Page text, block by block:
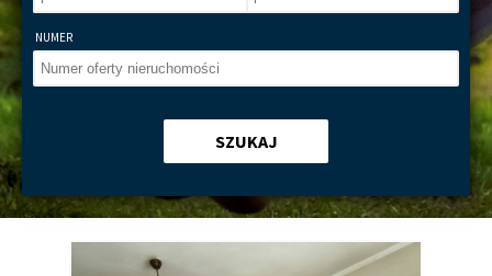
NUMER
SZUKAJ